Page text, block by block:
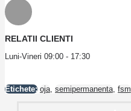
RELATII CLIENTI
Luni-Vineri 09:00 - 17:30
Etichete: oja semipermanenta fsm